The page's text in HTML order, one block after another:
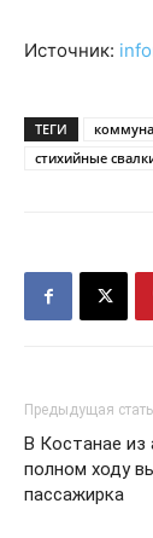
Источник:
ТЕГИ
стихийные
Предыдущая
В Костанае из
полном ходу
пассажирка